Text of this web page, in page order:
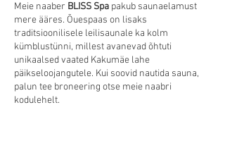
Meie naaber BLISS Spa pakub saunaelamust
mere ääres. Õuespaas on lisaks
traditsioonilisele leilisaunale ka kolm
kümblustünni, millest avanevad õhtuti
unikaalsed vaated Kakumäe lahe
päikseloojangutele. Kui soovid nautida sauna,
palun tee broneering otse meie naabri
kodulehelt.